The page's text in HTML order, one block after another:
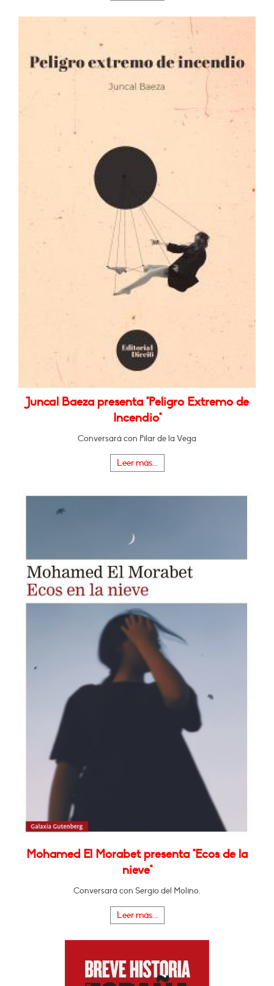
Juncal Baeza presenta "Peligro Extremo de
Incendio"
Conversará con Pilar de la Vega
Leer más...
Mohamed El Morabet presenta "Ecos de la
nieve"
Conversará con Sergio del Molino.
Leer más...